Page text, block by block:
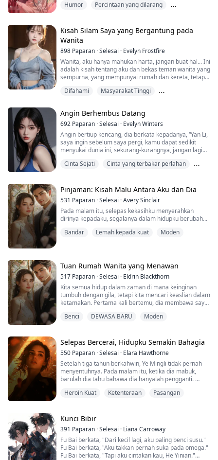
Shen Qingqiu, penjahat yang menyeksa protagonis
Sistem: [you can you up, tugas untuk meningkatkan
kualiti cerita ini diserahkan kepada kamu.]
Perlu diketahui, dalam cerita asal, Shen Qingqiu
akhirnya dipotong hidup...
Humor
Percintaan yang dilarang
Kisah Silam Saya yang Bergantung pada
Wanita
898 Paparan ·Selesai · Evelyn Frostfire
Wanita, aku hanya mahukan harta, jangan buat hal... Ini
adalah kisah tentang aku dan bekas teman wanita yang
sempurna, yang mempunyai rumah dan kereta, tetapi
Difahami
Masyarakat Tinggi
Angin Berhembus Datang
692 Paparan ·Selesai · Evelyn Winters
Angin bertiup kencang, dia berkata kepadanya, “Yan Li,
saya ingin sebelum saya pergi, kamu dapat sedikit
menyukai dunia ini, sekurang-kurangnya, jangan lagi
sama-sama kesepian dan hatinya tandus bertemu,
Cinta Sejati
Cinta yang terbakar perlahan
Pinjaman: Kisah Malu Antara Aku dan Dia
531 Paparan ·Selesai ·Avery Sinclair
Pada malam itu, selepas kekasihku menyerahkan
dirinya kepadaku, segalanya dalam hidupku berubah...
Bandar
Lemah kepada kuat Moden
Tuan Rumah Wanita yang Menawan
517 Paparan ·Selesai · Eldrin Blackthorn
Kita semua hidup dalam zaman di mana keinginan
tumbuh dengan gila, tetapi kita mencari keaslian dalam
ketamakan. Pertama kali bertemu, dia membawa saya
mulanya. Kemudian, kunci rumahnya ada dalam poket
Benci DEWASA BARU Moden
Selepas Bercerai, Hidupku Semakin Bahagia
550 Paparan ·Selesai · Elara Hawthorne
Setelah tiga tahun berkahwin, Ye Mingli tidak pernah
menyentuhnya. Pada malam itu, ketika dia mabuk,
barulah dia tahu bahawa dia hanyalah pengganti.
Dia menjawab, "Jangan menyesal nanti."
seperti melempar cincin, menyembunyikan cangkuk,
menembak, berlaga ...
Heroin Kuat Ketenteraan Pasangan
Kunci Bibir
391 Paparan ·Selesai · Liana Carroway
Fu Bai berkata, "Dari kecil lagi, aku paling benci susu."
Fu Bai berkata, "Aku takkan pernah suka pada omega."
Fu Bai berkata, "Tapi aku cintakan kau, He Yinian."